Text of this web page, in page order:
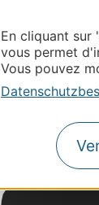
En cliquant sur
vous permet
Vous pouvez